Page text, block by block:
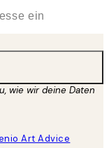
wie wir deine Daten
Art Advice